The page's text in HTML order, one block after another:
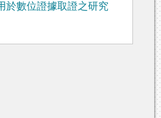
於數位證據取證之研究